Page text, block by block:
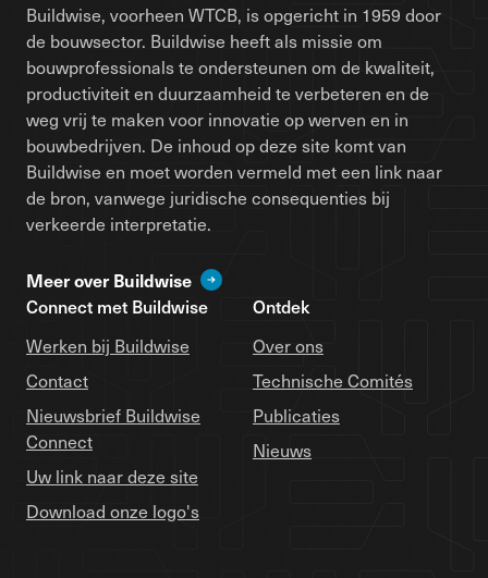
Buildwise, voorheen WTCB, is opgericht in 1959 door
de bouwsector. Buildwise heeft als missie om
bouwprofessionals te ondersteunen om de kwaliteit,
productiviteit en duurzaamheid te verbeteren en de
weg vrij te maken voor innovatie op werven en in
bouwbedrijven. De inhoud op deze site komt van
Buildwise en moet worden vermeld met een link naar
de bron, vanwege juridische consequenties bij
verkeerde interpretatie.
Meer over Buildwise
Connect met Buildwise
Werken bij Buildwise
Contact
Nieuwsbrief Buildwise
Connect
Uw link naar deze site
Download onze logo's
Ontdek
Over ons
Technische Comités
Publicaties
Nieuws